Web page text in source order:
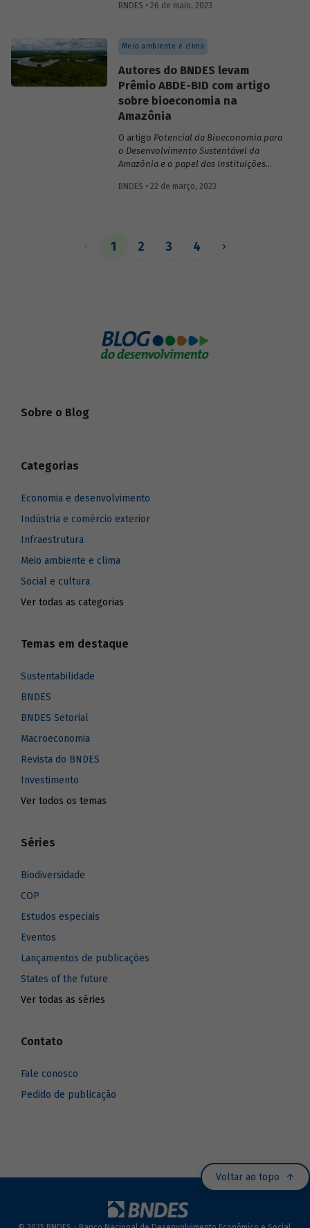
saúde no território da Amazônia Legal,
BNDES • 26 de maio, 2023
Meio ambiente e clima
Autores do BNDES levam
Prêmio ABDE-BID com artigo
sobre bioeconomia na
Amazônia
O artigo Potencial da Bioeconomia para
o Desenvolvimento Sustentável da
Amazônia e o papel das Instituições
Leonardo Pamplona, Nabil Kadri e Julio
sustentável, inclusivo e inovativo” do
BNDES • 22 de março, 2023
1 2 3 4
Sobre o Blog
Categorias
Economia e desenvolvimento
Indústria e comércio exterior
Infraestrutura
Meio ambiente e clima
Social e cultura
Ver todas as categorias
Temas em destaque
Sustentabilidade
BNDES
BNDES Setorial
Macroeconomia
Revista do BNDES
Investimento
Ver todos os temas
Séries
Biodiversidade
COP
Estudos especiais
Eventos
Lançamentos de publicações
States of the future
Ver todas as séries
Contato
Fale conosco
Pedido de publicação
Voltar ao topo